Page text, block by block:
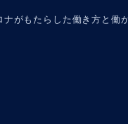
ナがもたらした働き方と働